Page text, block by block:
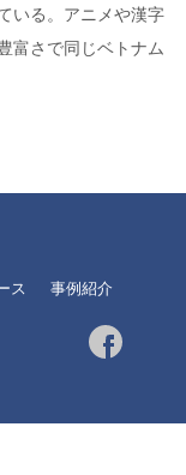
いる。アニメや漢字
富さで同じベトナム
ス
事例紹介